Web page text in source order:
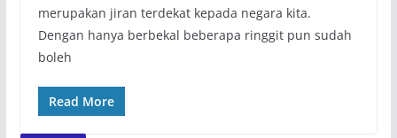
merupakan jiran terdekat kepada negara kita.
Dengan hanya berbekal beberapa ringgit pun sudah
boleh
Read More